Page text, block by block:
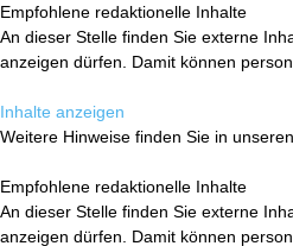
Empfohlene redaktionelle Inhalte
An dieser Stelle finden Sie externe
anzeigen dürfen. Damit können
Inhalte anzeigen
Weitere Hinweise finden Sie in unseren
Empfohlene redaktionelle Inhalte
An dieser Stelle finden Sie externe
anzeigen dürfen. Damit können